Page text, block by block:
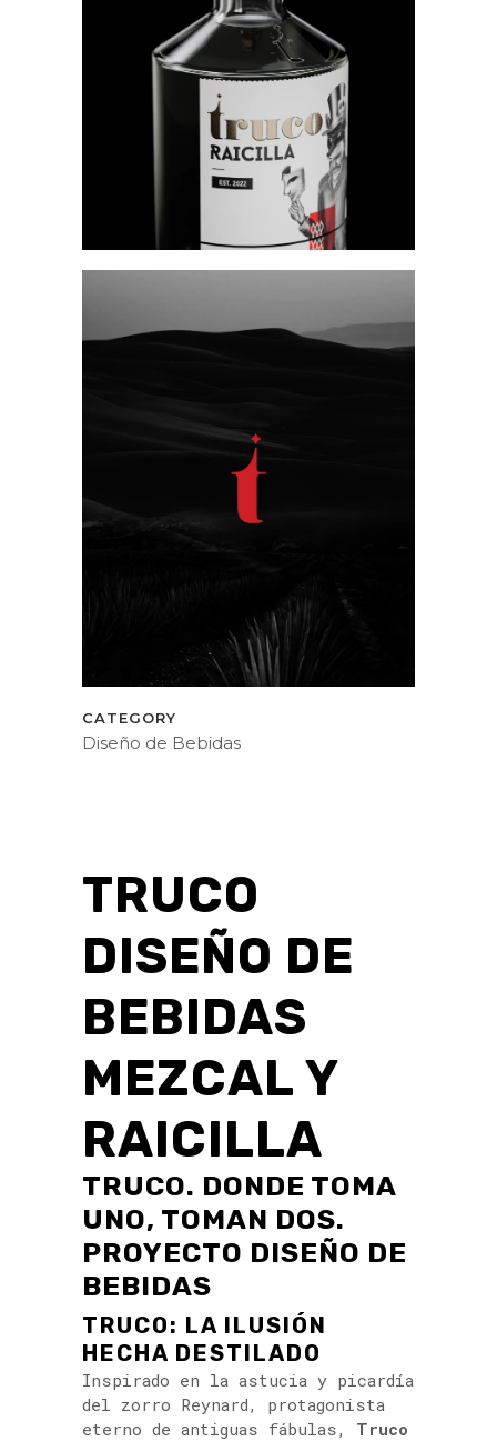
CATEGORY
Diseño de Bebidas
TRUCO
DISEÑO DE
BEBIDAS
MEZCAL Y
RAICILLA
TRUCO. DONDE TOMA
UNO, TOMAN DOS.
PROYECTO DISEÑO DE
BEBIDAS
TRUCO: LA ILUSIÓN
HECHA DESTILADO
Inspirado en la astucia y picardía
del zorro Reynard, protagonista
eterno de antiguas fábulas, Truco